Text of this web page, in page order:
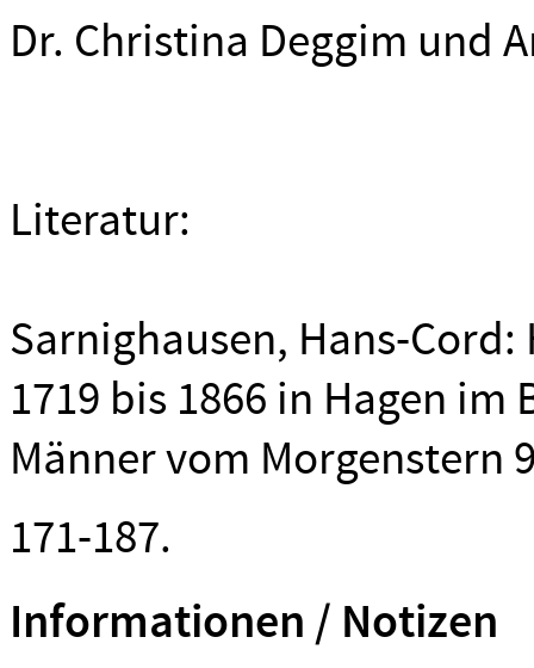
Dr. Christina Deggim und
Literatur:
Sarnighausen, Hans-
1719 bis 1866 in Hagen
Männer vom Morgenstern
171-187.
Informationen / Notizen